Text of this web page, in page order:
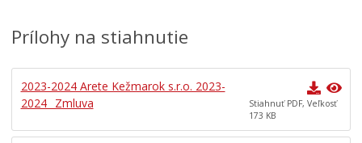
Mestská karta
Noviny Kežmarok
Učíme sa doma
EĽRO
Prílohy na stiahnutie
2023-2024 Arete Kežmarok s.r.o. 2023-
2024_ Zmluva
Stiahnuť PDF, Veľkosť
173 KB